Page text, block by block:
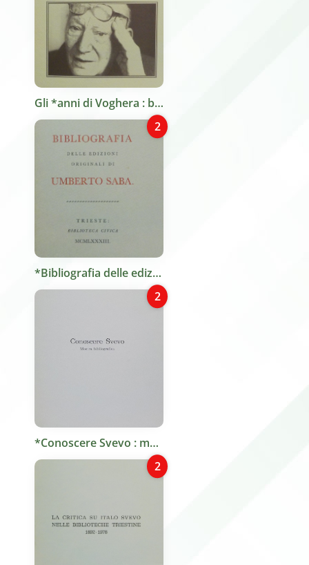
Gli *anni di Voghera : bibliografia degli scritti 1945-1996 / Maria Pia Conedera. - Trieste : Alcione, 1997. - 109 p. ; 24 cm.
*Bibliografia delle edizioni originali di Umberto Saba / Giordano Castellani. - Trieste : Biblioteca civica, 1983. - XIII, 72 p., [13] c. di tav. ; 21 cm + 1 pieghevole di indici. ((Edizione di 1550 esemplari numerati.
2
*Conoscere Svevo : mostra bibliografica : Castello di S. Giusto, Sala Caprin, 21 luglio- 31 agosto, Trieste, 1979 / a cura di A. Crozzoli. - Trieste : Editoriale libraria, 1979. - 51 p. : ill. ; 24 cm. ((Catalogo
2
2